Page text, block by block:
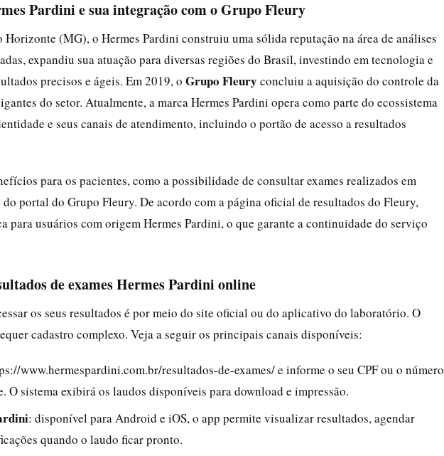
Pardini e sua integração com o Grupo Fleury
Horizonte (MG), o Hermes Pardini construiu uma sólida reputação na área de análises
expandiu sua atuação para diversas regiões do Brasil, investindo em tecnologia e
precisos e ágeis. Em 2019, o Grupo Fleury concluiu a aquisição do controle da
do setor. Atualmente, a marca Hermes Pardini opera como parte do ecossistema
e seus canais de atendimento, incluindo o portão de acesso a resultados
para os pacientes, como a possibilidade de consultar exames realizados em
portal do Grupo Fleury. De acordo com a página oficial de resultados do Fleury,
para usuários com origem Hermes Pardini, o que garante a continuidade do serviço
de exames Hermes Pardini online
os seus resultados é por meio do site oficial ou do aplicativo do laboratório. O
cadastro complexo. Veja a seguir os principais canais disponíveis:
www.hermespardini.com.br/resultados-de-exames/ e informe o seu CPF ou o número
O sistema exibirá os laudos disponíveis para download e impressão.
: disponível para Android e iOS, o app permite visualizar resultados, agendar
quando o laudo ficar pronto.